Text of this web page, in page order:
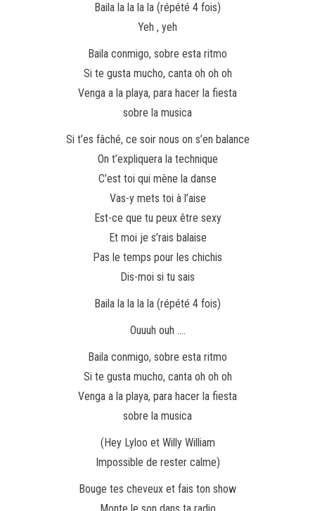
Baila la la la la (répété 4 fois)
Yeh , yeh
Baila conmigo, sobre esta ritmo
Si te gusta mucho, canta oh oh oh
Venga a la playa, para hacer la fiesta
sobre la musica
Si t’es fâché, ce soir nous on s’en balance
On t’expliquera la technique
C’est toi qui mène la danse
Vas-y mets toi à l’aise
Est-ce que tu peux être sexy
Et moi je s’rais balaise
Pas le temps pour les chichis
Dis-moi si tu sais
Baila la la la la (répété 4 fois)
Ouuuh ouh ….
Baila conmigo, sobre esta ritmo
Si te gusta mucho, canta oh oh oh
Venga a la playa, para hacer la fiesta
sobre la musica
(Hey Lyloo et Willy William
Impossible de rester calme)
Bouge tes cheveux et fais ton show